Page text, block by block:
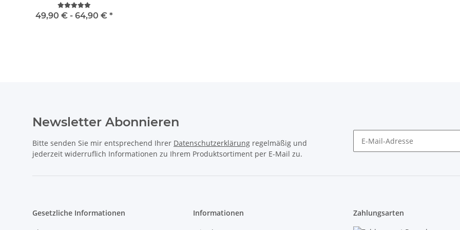
49,90 € - 64,90 € *
Newsletter Abonnieren
Bitte senden Sie mir entsprechend Ihrer Datenschutzerklärung regelmäßig und
jederzeit widerruflich Informationen zu Ihrem Produktsortiment per E-Mail zu.
Gesetzliche Informationen Informationen Zahlungsarten